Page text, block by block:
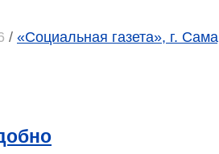
/ «Социальная газета», г.